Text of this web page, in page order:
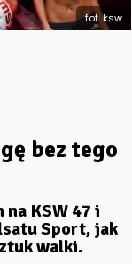
fot. ksw
bez tego
KSW 47 i
Sport, jak
walki.